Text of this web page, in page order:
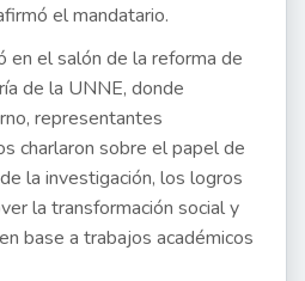
el mandatario.
en el salón de la reforma de
de la UNNE, donde
representantes
charlaron sobre el papel de
la investigación, los logros
la transformación social y
base a trabajos académicos